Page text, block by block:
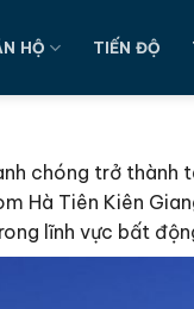
HỘ TIẾN ĐỘ
chóng trở
Hà Tiên Kiên
lĩnh vực bất